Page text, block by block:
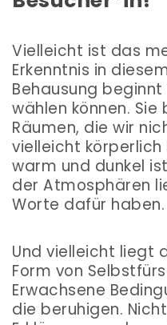
Vielleicht ist das
Erkenntnis in
Behausung
wählen können.
Räumen, die wir
vielleicht körperlich
warm und dunkel
der Atmosphären
Worte dafür haben.
Und vielleicht liegt
Form von
Erwachsene
die beruhigen.